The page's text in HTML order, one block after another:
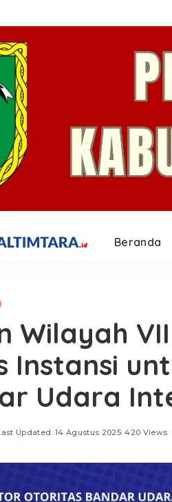
Beranda
Wilayah
Instansi
Udara
Updated: 14 Agustus 2025 420 Views